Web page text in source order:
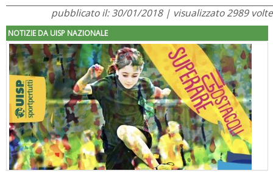
pubblicato il: 30/01/2018 | visualizzato 2989 volte
NOTIZIE DA UISP NAZIONALE